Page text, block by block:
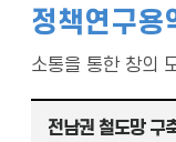
정책연구용
소통을 통한 창의
전남권 철도망 구